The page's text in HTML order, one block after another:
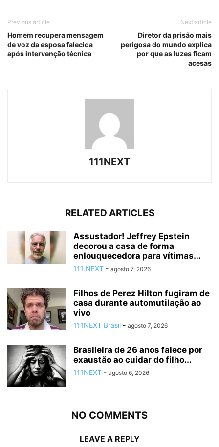
Previous article
Homem recupera mensagem
de voz da esposa falecida
após intervenção técnica
Next article
Diretor da prisão mais
perigosa do mundo explica
por que as luzes ficam
acesas
111NEXT
RELATED ARTICLES
Assustador! Jeffrey Epstein
decorou a casa de forma
enlouquecedora para vítimas...
111 NEXT - agosto 7, 2026
Filhos de Perez Hilton fugiram de
casa durante automutilação ao
vivo
111NEXT Brasil - agosto 7, 2026
Brasileira de 26 anos falece por
exaustão ao cuidar do filho...
111NEXT - agosto 6, 2026
NO COMMENTS
LEAVE A REPLY